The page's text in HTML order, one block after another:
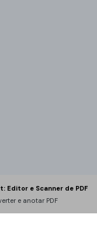
Editor e Scanner de PDF
e anotar PDF